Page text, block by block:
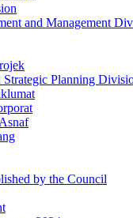
and Management
Strategic Planning
by the Council